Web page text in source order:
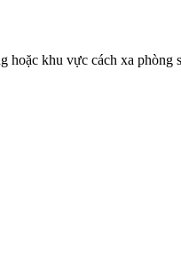
hoặc khu vực cách xa phòng